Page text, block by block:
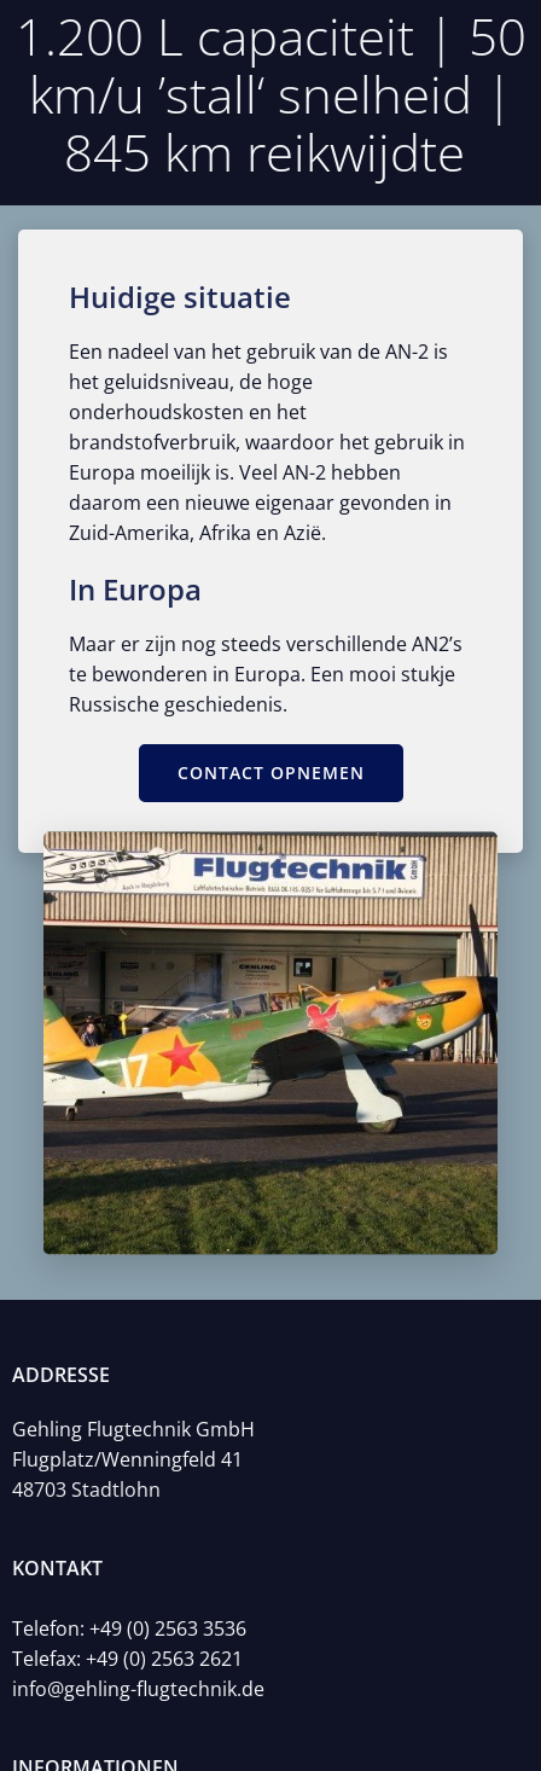
1.200 L capaciteit | 50
km/u ’stall‘ snelheid |
845 km reikwijdte
Huidige situatie
Een nadeel van het gebruik van de AN-2 is
het geluidsniveau, de hoge
onderhoudskosten en het
brandstofverbruik, waardoor het gebruik in
Europa moeilijk is. Veel AN-2 hebben
daarom een ​​nieuwe eigenaar gevonden in
Zuid-Amerika, Afrika en Azië.
In Europa
Maar er zijn nog steeds verschillende AN2’s
te bewonderen in Europa. Een mooi stukje
Russische geschiedenis.
CONTACT OPNEMEN
ADDRESSE
Gehling Flugtechnik GmbH
Flugplatz/Wenningfeld 41
48703 Stadtlohn
KONTAKT
Telefon: +49 (0) 2563 3536
Telefax: +49 (0) 2563 2621
info@gehling-flugtechnik.de